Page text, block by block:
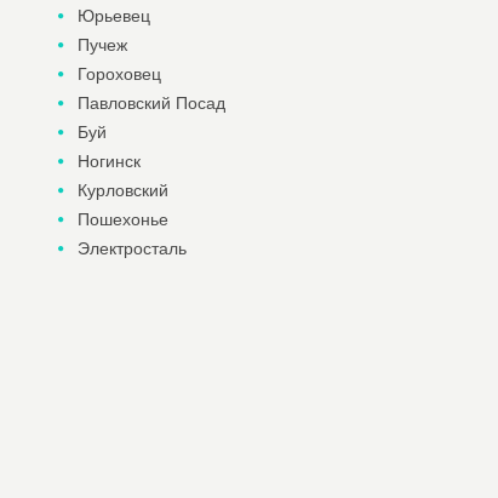
Юрьевец
Пучеж
Гороховец
Павловский Посад
Буй
Ногинск
Курловский
Пошехонье
Электросталь